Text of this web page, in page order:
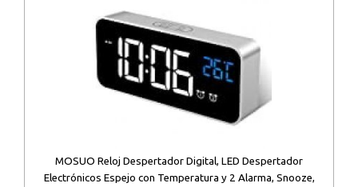
MOSUO Reloj Despertador Digital, LED Despertador
Electrónicos Espejo con Temperatura y 2 Alarma, Snooze,